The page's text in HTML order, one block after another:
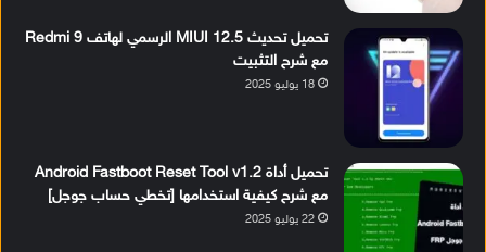
تحميل تحديث MIUI 12.5 الرسمي لهاتف Redmi 9
مع شرح التثبيت
18 يوليو 2025
تحميل أداة Android Fastboot Reset Tool v1.2
مع شرح كيفية استخدامها [تخطي حساب جوجل]
22 يوليو 2025